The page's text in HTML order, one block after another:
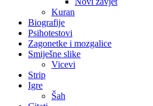
Kuran
Biografije
Psihotestovi
Zagonetke i mozgalice
Smiješne slike
Vicevi
Strip
Igre
Šah